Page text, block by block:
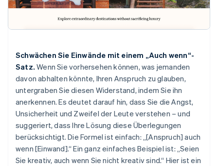
Schwächen Sie Einwände mit einem „Auch wenn“-
Satz. Wenn Sie vorhersehen können, was jemanden
davon abhalten könnte, Ihren Anspruch zu glauben,
untergraben Sie diesen Widerstand, indem Sie ihn
anerkennen. Es deutet darauf hin, dass Sie die Angst,
Unsicherheit und Zweifel der Leute verstehen – und
suggeriert, dass Ihre Lösung diese Überlegungen
berücksichtigt. Die Formel ist einfach: „[Anspruch] auch
wenn [Einwand].“ Ein ganz einfaches Beispiel ist: „Seien
Sie kreativ, auch wenn Sie nicht kreativ sind.“ Hier ist ein